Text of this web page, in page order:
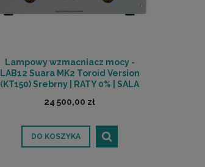
Lampowy wzmacniacz mocy -
LAB12 Suara MK2 Toroid Version
(KT150) Srebrny | RATY 0% | SALA
24 500,00 zł
DO KOSZYKA